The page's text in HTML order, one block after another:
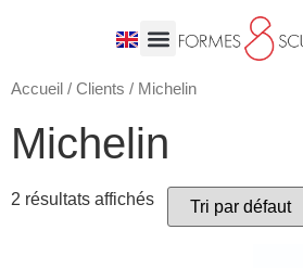
Accueil / Clients / Michelin
Michelin
2 résultats affichés